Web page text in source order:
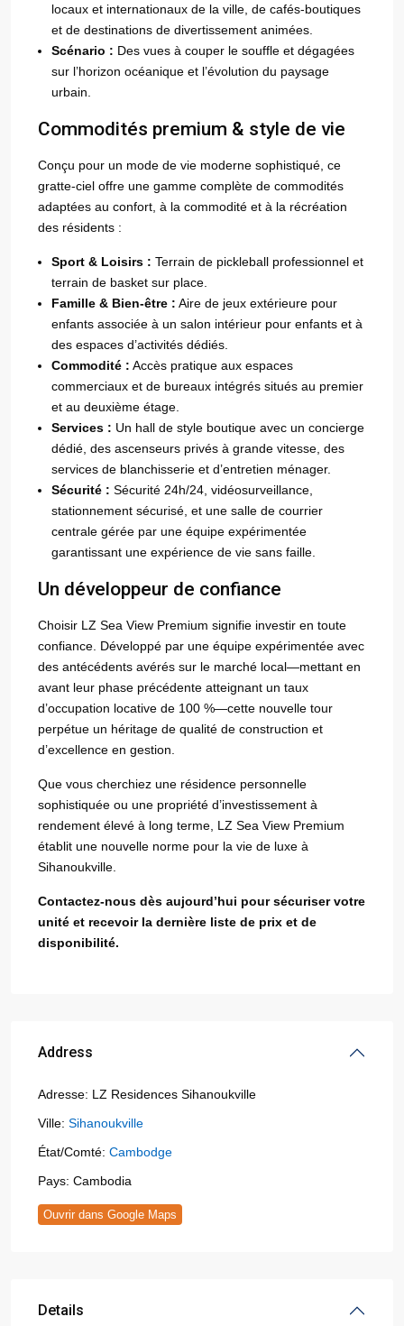
locaux et internationaux de la ville, de cafés-boutiques
et de destinations de divertissement animées.
Scénario : Des vues à couper le souffle et dégagées
sur l’horizon océanique et l’évolution du paysage
urbain.
Commodités premium & style de vie
Conçu pour un mode de vie moderne sophistiqué, ce
gratte-ciel offre une gamme complète de commodités
adaptées au confort, à la commodité et à la récréation
des résidents :
Sport & Loisirs : Terrain de pickleball professionnel et
terrain de basket sur place.
Famille & Bien-être : Aire de jeux extérieure pour
enfants associée à un salon intérieur pour enfants et à
des espaces d’activités dédiés.
Commodité : Accès pratique aux espaces
commerciaux et de bureaux intégrés situés au premier
et au deuxième étage.
Services : Un hall de style boutique avec un concierge
dédié, des ascenseurs privés à grande vitesse, des
services de blanchisserie et d’entretien ménager.
Sécurité : Sécurité 24h/24, vidéosurveillance,
stationnement sécurisé, et une salle de courrier
centrale gérée par une équipe expérimentée
garantissant une expérience de vie sans faille.
Un développeur de confiance
Choisir LZ Sea View Premium signifie investir en toute
confiance. Développé par une équipe expérimentée avec
des antécédents avérés sur le marché local—mettant en
avant leur phase précédente atteignant un taux
d’occupation locative de 100 %—cette nouvelle tour
perpétue un héritage de qualité de construction et
d’excellence en gestion.
Que vous cherchiez une résidence personnelle
sophistiquée ou une propriété d’investissement à
rendement élevé à long terme, LZ Sea View Premium
établit une nouvelle norme pour la vie de luxe à
Sihanoukville.
Contactez-nous dès aujourd’hui pour sécuriser votre
unité et recevoir la dernière liste de prix et de
disponibilité.
Address
Adresse: LZ Residences Sihanoukville
Ville: Sihanoukville
État/Comté: Cambodge
Pays: Cambodia
Ouvrir dans Google Maps
Details